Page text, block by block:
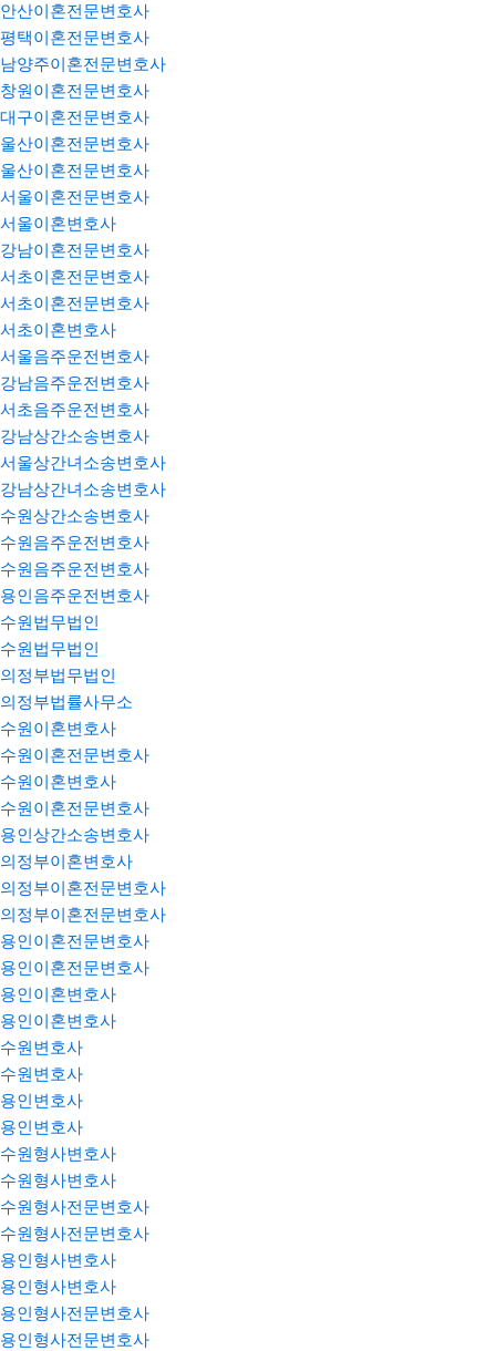
안산이혼전문변호사
평택이혼전문변호사
남양주이혼전문변호사
창원이혼전문변호사
대구이혼전문변호사
울산이혼전문변호사
울산이혼전문변호사
서울이혼전문변호사
서울이혼변호사
강남이혼전문변호사
서초이혼전문변호사
서초이혼전문변호사
서초이혼변호사
서울음주운전변호사
강남음주운전변호사
서초음주운전변호사
강남상간소송변호사
서울상간녀소송변호사
강남상간녀소송변호사
수원상간소송변호사
수원음주운전변호사
수원음주운전변호사
용인음주운전변호사
수원법무법인
수원법무법인
의정부법무법인
의정부법률사무소
수원이혼변호사
수원이혼전문변호사
수원이혼변호사
수원이혼전문변호사
용인상간소송변호사
의정부이혼변호사
의정부이혼전문변호사
의정부이혼전문변호사
용인이혼전문변호사
용인이혼전문변호사
용인이혼변호사
용인이혼변호사
수원변호사
수원변호사
용인변호사
용인변호사
수원형사변호사
수원형사변호사
수원형사전문변호사
수원형사전문변호사
용인형사변호사
용인형사변호사
용인형사전문변호사
용인형사전문변호사